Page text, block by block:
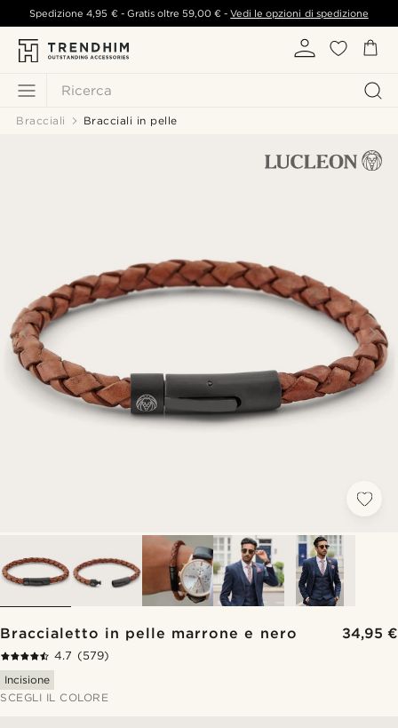
Ricerca
Spedizione4,95 €- Gratis oltre 59,00 € -Vedi le opzioni di spedizione
Bracciali Bracciali in pelle
Braccialetto in pelle marrone e nero 34,95 €
4.7 (579)
Incisione
SCEGLI IL COLORE